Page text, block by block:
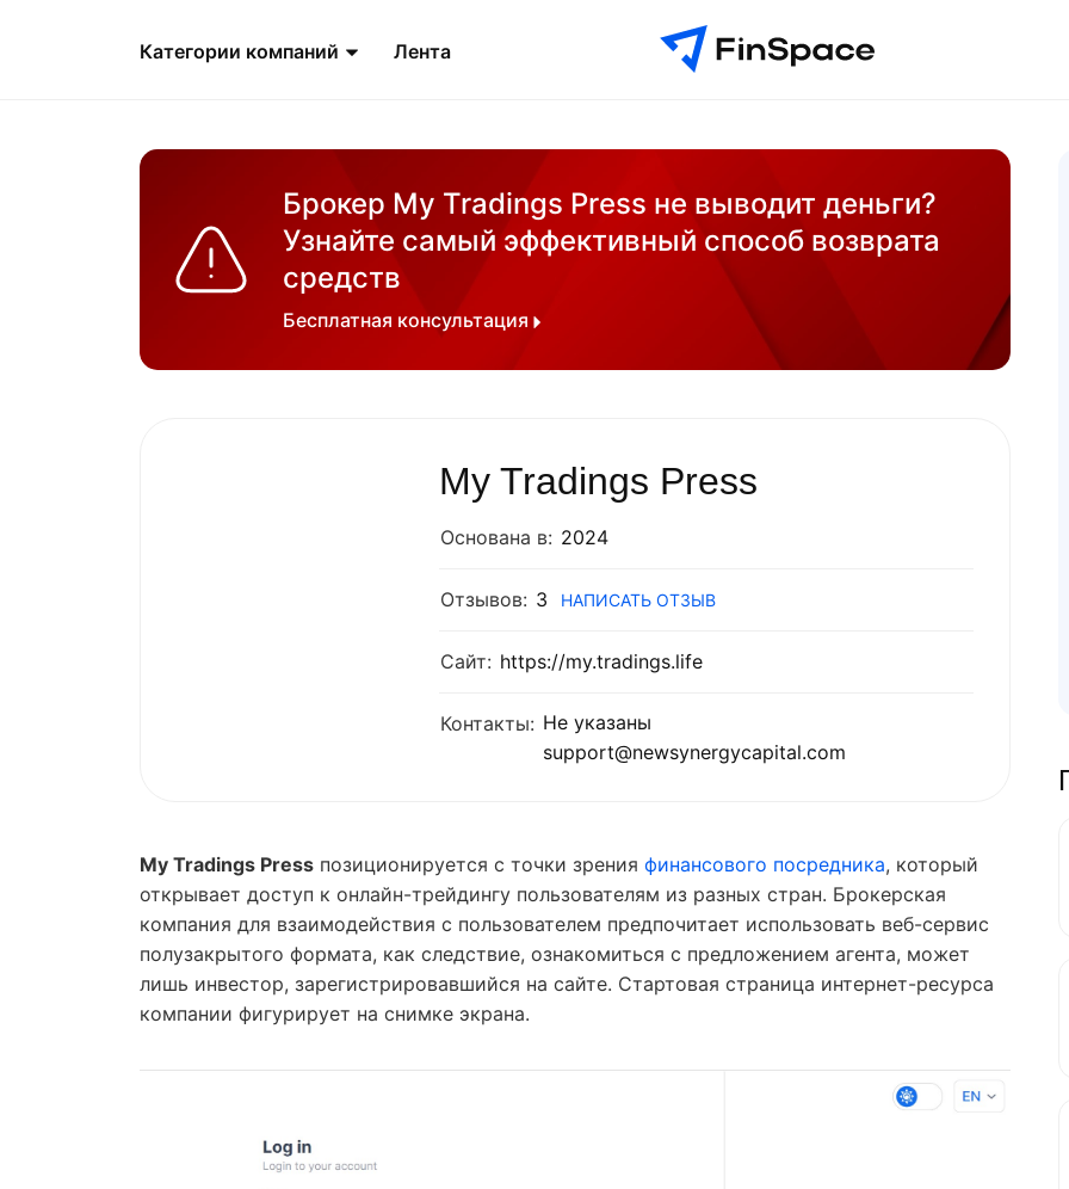
Категории компаний Лента
Брокер My Tradings Press не выводит деньги?
Узнайте самый эффективный способ возврата
средств
Бесплатная консультация
My Tradings Press
Основана в: 2024
Отзывов: 3 НАПИСАТЬ ОТЗЫВ
Сайт: https://my.tradings.life
Контакты: Не указаны
support@newsynergycapital.com
My Tradings Press позиционируется с точки зрения финансового посредника, который
открывает доступ к онлайн-трейдингу пользователям из разных стран. Брокерская
компания для взаимодействия с пользователем предпочитает использовать веб-сервис
полузакрытого формата, как следствие, ознакомиться с предложением агента, может
лишь инвестор, зарегистрировавшийся на сайте. Стартовая страница интернет-ресурса
компании фигурирует на снимке экрана.